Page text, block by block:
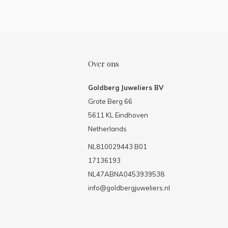
Over ons
Goldberg Juweliers BV
Grote Berg 66
5611 KL Eindhoven
Netherlands
NL810029443 B01
17136193
NL47ABNA0453939538
info@goldbergjuweliers.nl